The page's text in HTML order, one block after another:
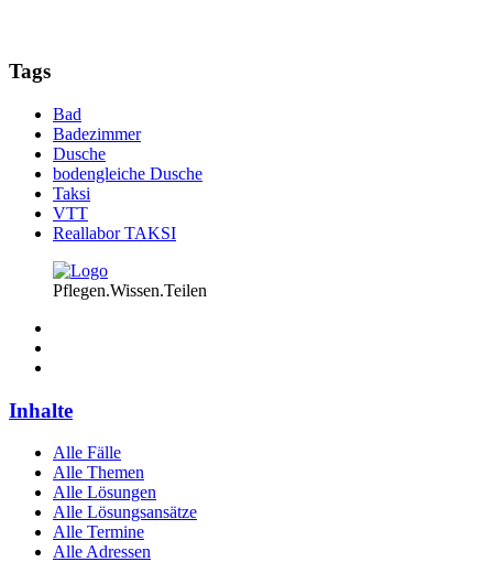
Tags
Bad
Badezimmer
Dusche
bodengleiche Dusche
Taksi
VTT
Reallabor TAKSI
Pflegen.Wissen.Teilen
Inhalte
Alle Fälle
Alle Themen
Alle Lösungen
Alle Lösungsansätze
Alle Termine
Alle Adressen